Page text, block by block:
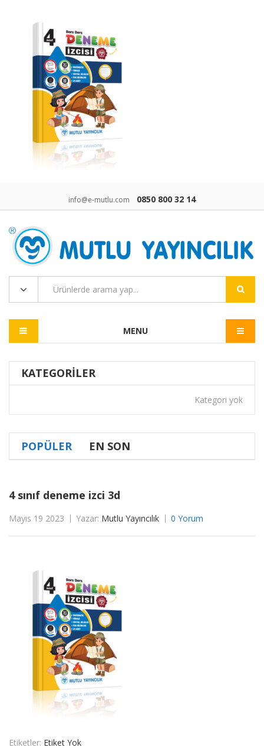
info@e-mutlu.com 0850 800 32 14
MENU
KATEGORILER
Kategori yok
POPÜLER EN SON
4 sınıf deneme izci 3d
Mayıs 19 2023 Yazar: Mutlu Yayıncılık 0 Yorum
Etiketler: Etiket Yok